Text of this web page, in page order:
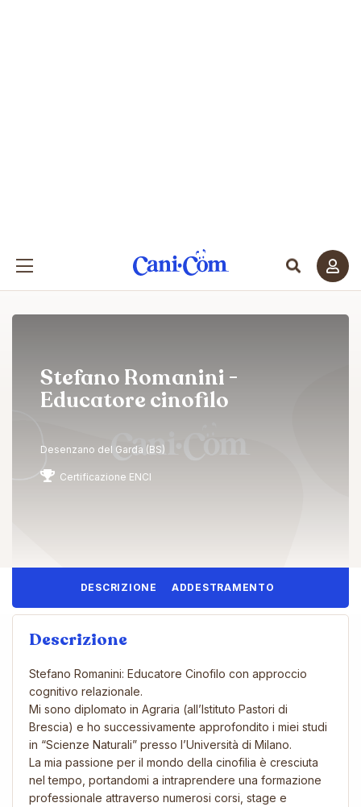
Stefano Romanini -
Educatore cinofilo
Desenzano del Garda (BS)
Certificazione ENCI
DESCRIZIONE ADDESTRAMENTO
Descrizione
Stefano Romanini: Educatore Cinofilo con approccio
cognitivo relazionale.
Mi sono diplomato in Agraria (all’Istituto Pastori di
Brescia) e ho successivamente approfondito i miei studi
in “Scienze Naturali” presso l’Università di Milano.
La mia passione per il mondo della cinofilia è cresciuta
nel tempo, portandomi a intraprendere una formazione
professionale attraverso numerosi corsi, stage e